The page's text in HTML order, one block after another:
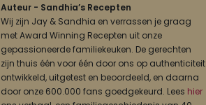
Auteur - Sandhia’s Recepten
Wij zijn Jay & Sandhia en verrassen je graag
met Award Winning Recepten uit onze
gepassioneerde familiekeuken. De gerechten
zijn thuis één voor één door ons op authenticiteit
ontwikkeld, uitgetest en beoordeeld, en daarna
door onze 600.000 fans goedgekeurd. Lees hier